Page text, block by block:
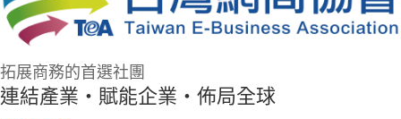
拓展商務的首選社團
連結產業・賦能企業・佈局全球